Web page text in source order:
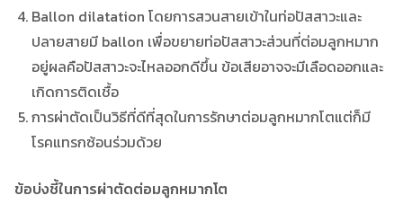
Ballon dilatation โดยการสวนสายเข้าในท่อปัสสาวะและ
ปลายสายมี ballon เพื่อขยายท่อปัสสาวะส่วนที่ต่อมลูกหมาก
อยู่ผลคือปัสสาวะจะไหลออกดีขึ้น ข้อเสียอาจจะมีเลือดออกและ
เกิดการติดเชื้อ
การผ่าตัดเป็นวิธีที่ดีที่สุดในการรักษาต่อมลูกหมากโตแต่ก็มี
โรคแทรกซ้อนร่วมด้วย
ข้อบ่งชี้ในการผ่าตัดต่อมลูกหมากโต